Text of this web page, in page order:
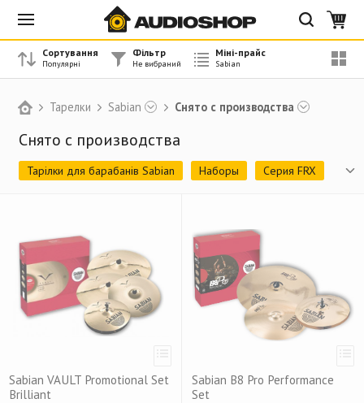
Тарелки Sabian Снято с производства
Снято с производства
Тарілки для барабанів Sabian Наборы
Серия FRX
Sabian VAULT Promotional Set
Brilliant
Sabian B8 Pro Performance
Set
Сортування Фільтр Міні-прайс